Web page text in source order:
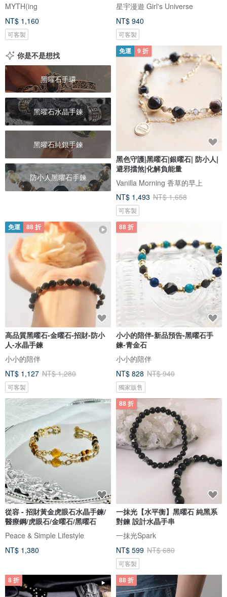
MYTH(ing
NT$ 1,160
可客製
星宇漫遊 Girl's Universe
NT$ 940
可客製
你是不是想找
黑曜石手環
黑曜石水晶手鍊
黑曜石純銀手鍊
防小人黑曜石手鍊
免運 9 折
黑色守護|黑曜石|銀曜石| 防小人|
避邪擋煞|化解負能量
Vanilla Morning 香草的早上
NT$ 1,493 NT$ 1,658
可客製
免運 88 折
高品質黑曜石-金曜石-招財-防小
人-水晶手鍊
小小的陪伴
NT$ 1,127 NT$ 1,280
可客製
88 折
小小的陪伴-新品預告-黑曜石手
鍊-青金石
小小的陪伴
NT$ 828 NT$ 940
獨家販售
從容 - 招財黃金虎眼石水晶手鍊/
醫療鋼/虎眼石/金曜石/黑曜石
Peace & Simple Lifestyle
NT$ 1,380
88 折
一抹光【水平衡】黑曜石 純黑系
對鍊 設計水晶手串
一抹光Spark
NT$ 599 NT$ 680
可客製
8 折 88 折